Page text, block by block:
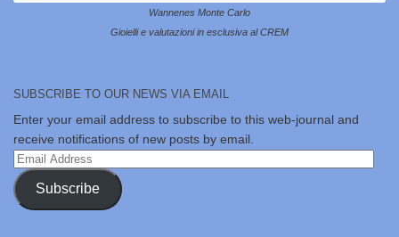
Wannenes Monte Carlo
Gioielli e valutazioni in esclusiva al CREM
SUBSCRIBE TO OUR NEWS VIA EMAIL
Enter your email address to subscribe to this web-journal and
receive notifications of new posts by email.
Email
Address
Subscribe